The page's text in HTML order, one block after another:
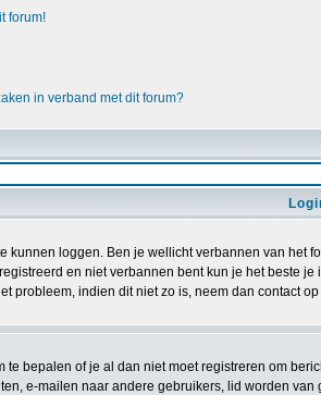
forum!
in verband met dit forum?
kunnen loggen. Ben je wellicht verbannen van
en niet verbannen bent kun je het beste
probleem, indien dit niet zo is, neem dan contact
bepalen of je al dan niet moet registreren om
e-mailen naar andere gebruikers, lid worden